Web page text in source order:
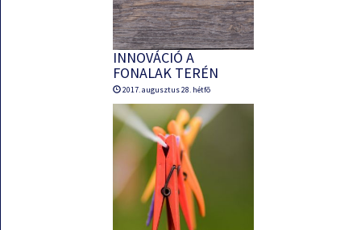
INNOVÁCIÓ A
FONALAK TERÉN
2017. augusztus 28. hétfõ